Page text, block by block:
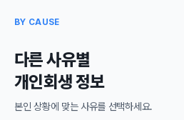
BY CAUSE
다른 사유별
개인회생 정보
본인 상황에 맞는 사유를 선택하세요.